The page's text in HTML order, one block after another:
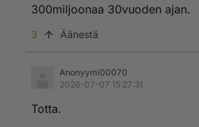
300miljoonaa 30vuoden ajan.
3 Äänestä
Anonyymi00070
2026-07-07 15:27:31
Totta.